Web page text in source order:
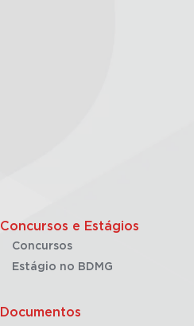
Concursos e Estágios
Concursos
Estágio no BDMG
Documentos